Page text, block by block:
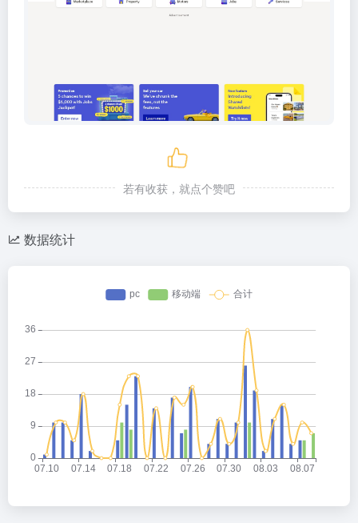
若有收获，就点个赞吧
数据统计